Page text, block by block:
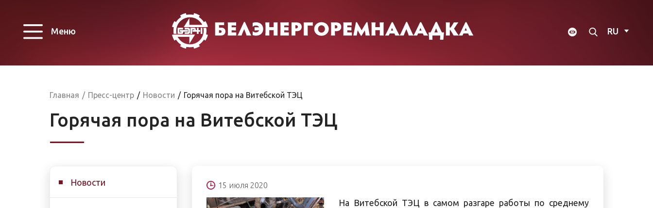
Меню RU
Главная / Пресс-центр / Новости / Горячая пора на Витебской ТЭЦ
Горячая пора на Витебской ТЭЦ
15 июля 2020
На Витебской ТЭЦ в самом разгаре работы по среднему
Новости